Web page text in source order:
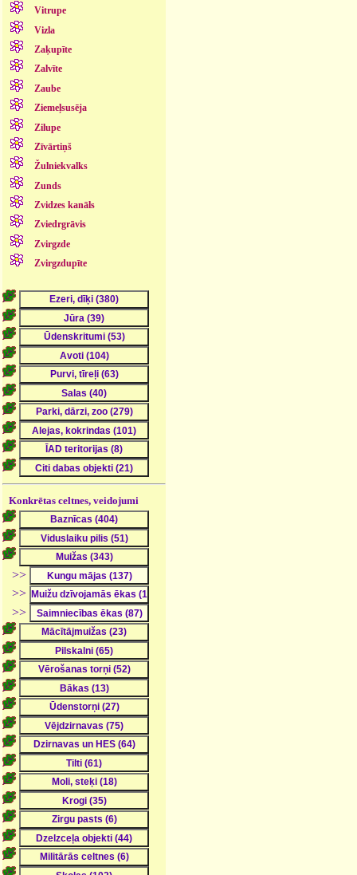
Vitrupe
Vizla
Zaķupīte
Zalvīte
Zaube
Ziemeļsusēja
Zilupe
Zīvārtiņš
Žulniekvalks
Zunds
Zvidzes kanāls
Zviedrgrāvis
Zvirgzde
Zvirgzdupīte
Konkrētas celtnes, veidojumi
>>
>>
>>